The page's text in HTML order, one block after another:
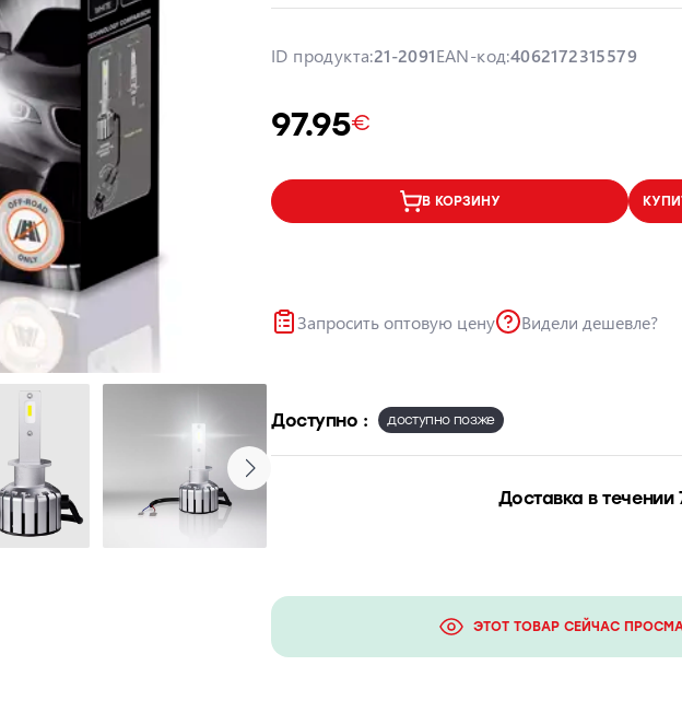
ID продукта:21-2091EAN-код:4062172315579
97.95€
В КОРЗИНУ
Запросить оптовую цену Видели дешевле?
Доступно : доступно позже
Доставка в течении
ЭТОТ ТОВАР СЕЙЧАС